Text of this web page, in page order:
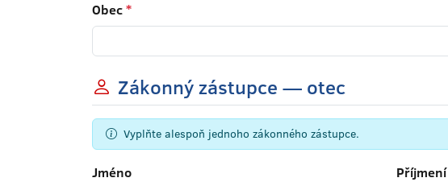
Obec*
Zákonný zástupce — otec
Vyplňte alespoň jednoho zákonného zástupce.
Jméno Příjmení